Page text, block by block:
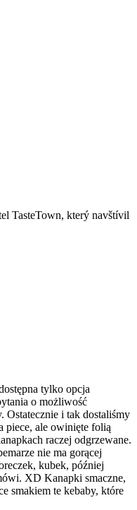
TasteTown, který navštívil
tylko opcja
o możliwość
Ostatecznie i tak dostaliśmy
piece, ale owinięte folią
raczej odgrzewane.
nie ma gorącej
kubek, później
XD Kanapki smaczne,
smakiem te kebaby, które